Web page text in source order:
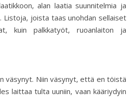
alan laatia suunnitelmia ja
Listoja, joista taas unohdan sellaiset
kuin palkkatyöt, ruoanlaiton ja
väsynyt. Niin väsynyt, että en töistä
laittaa tulta uuniin, vaan kääriydyin